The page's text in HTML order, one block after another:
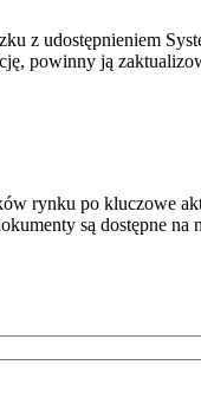
z udostępnieniem
powinny ją
rynku po kluczowe
są dostępne na